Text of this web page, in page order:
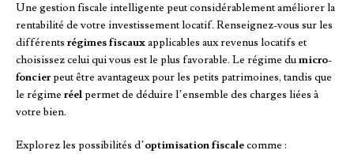
Une gestion fiscale intelligente peut considérablement améliorer la
rentabilité de votre investissement locatif. Renseignez-vous sur les
différents régimes fiscauxapplicables aux revenus locatifs et
choisissez celui qui vous est le plus favorable. Le régime dumicro-
foncierpeut être avantageux pour les petits patrimoines, tandis que
le régime réelpermet de déduire l’ensemble des charges liées à
votre bien.
Explorez les possibilités d’optimisation fiscalecomme :